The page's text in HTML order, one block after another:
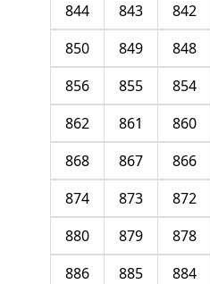
842
843
844
848
849
850
854
855
856
860
861
862
866
867
868
872
873
874
878
879
880
884
885
886